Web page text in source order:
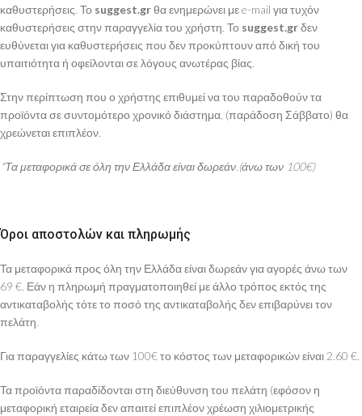
καθυστερήσεις. Το suggest.grθα ενημερώνει με e-mail για τυχόν
καθυστερήσεις στην παραγγελία του χρήστη. Το suggest.grδεν
ευθύνεται για καθυστερήσεις που δεν προκύπτουν από δική του
υπαιτιότητα ή οφείλονται σε λόγους ανωτέρας βίας.
Στην περίπτωση που ο χρήστης επιθυμεί να του παραδοθούν τα
προϊόντα σε συντομότερο χρονικό διάστημα, (παράδοση Σάββατο) θα
χρεώνεται επιπλέον.
*Τα μεταφορικά σε όλη την Ελλάδα είναι δωρεάν.(άνω των 100€)
Όροι αποστολών και πληρωμής
Τα μεταφορικά προς όλη την Ελλάδα είναι δωρεάν για αγορές άνω των
69 €. Εάν η πληρωμή πραγματοποιηθεί με άλλο τρόπος εκτός της
αντικαταβολής τότε το ποσό της αντικαταβολής δεν επιβαρύνει τον
πελάτη.
Για παραγγελίες κάτω των 100€ το κόστος των μεταφορικών είναι 2.60 €.
Τα προϊόντα παραδίδονται στη διεύθυνση του πελάτη (εφόσον η
μεταφορική εταιρεία δεν απαιτεί επιπλέον χρέωση χιλιομετρικής